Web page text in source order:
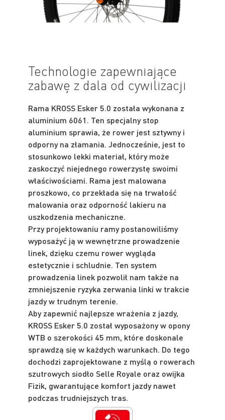
Technologie zapewniające
zabawę z dala od cywilizacji
Rama KROSS Esker 5.0 została wykonana z
aluminium 6061. Ten specjalny stop
aluminium sprawia, że rower jest sztywny i
odporny na złamania. Jednocześnie, jest to
stosunkowo lekki materiał, który może
zaskoczyć niejednego rowerzystę swoimi
właściwościami. Rama jest malowana
proszkowo, co przekłada się na trwałość
malowania oraz odporność lakieru na
uszkodzenia mechaniczne.
Przy projektowaniu ramy postanowiliśmy
wyposażyć ją w wewnętrzne prowadzenie
linek, dzięku czemu rower wygląda
estetycznie i schludnie. Ten system
prowadzenia linek pozwolił nam także na
zmniejszenie ryzyka zerwania linki w trakcie
jazdy w trudnym terenie.
Aby zapewnić najlepsze wrażenia z jazdy,
KROSS Esker 5.0 został wyposażony w opony
WTB o szerokości 45 mm, które doskonale
sprawdzą się w każdych warunkach. Do tego
dochodzi zaprojektowane z myślą o rowerach
szutrowych siodło Selle Royale oraz owijka
Fizik, gwarantujące komfort jazdy nawet
podczas trudniejszych tras.